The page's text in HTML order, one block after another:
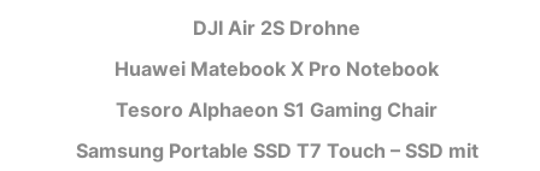
DJI Air 2S Drohne
Huawei Matebook X Pro Notebook
Tesoro Alphaeon S1 Gaming Chair
Samsung Portable SSD T7 Touch – SSD mit